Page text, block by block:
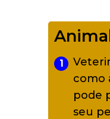
5
alter
em
1
como
pode
seu